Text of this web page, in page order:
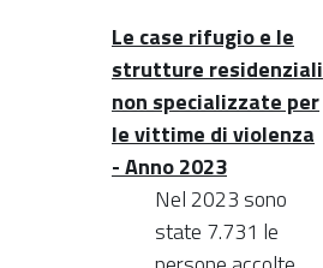
Le case rifugio e le
strutture residenziali
non specializzate per
le vittime di violenza
- Anno 2023
Nel 2023 sono
state 7.731 le